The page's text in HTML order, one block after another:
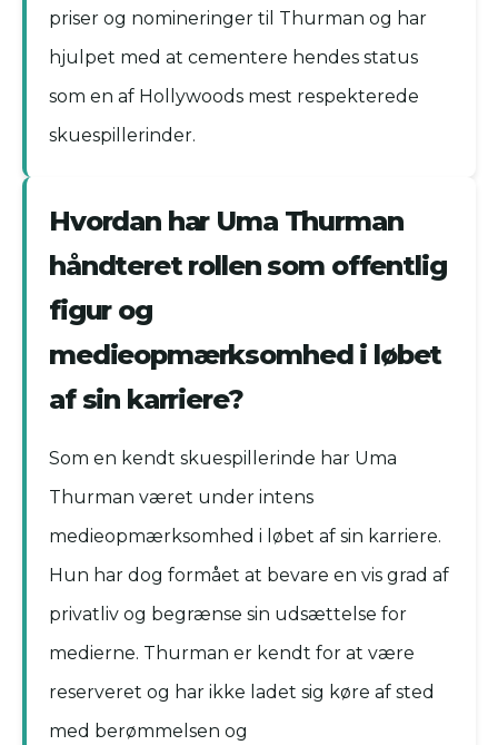
priser og nomineringer til Thurman og har
hjulpet med at cementere hendes status
som en af Hollywoods mest respekterede
skuespillerinder.
Hvordan har Uma Thurman
håndteret rollen som offentlig
figur og
medieopmærksomhed i løbet
af sin karriere?
Som en kendt skuespillerinde har Uma
Thurman været under intens
medieopmærksomhed i løbet af sin karriere.
Hun har dog formået at bevare en vis grad af
privatliv og begrænse sin udsættelse for
medierne. Thurman er kendt for at være
reserveret og har ikke ladet sig køre af sted
med berømmelsen og